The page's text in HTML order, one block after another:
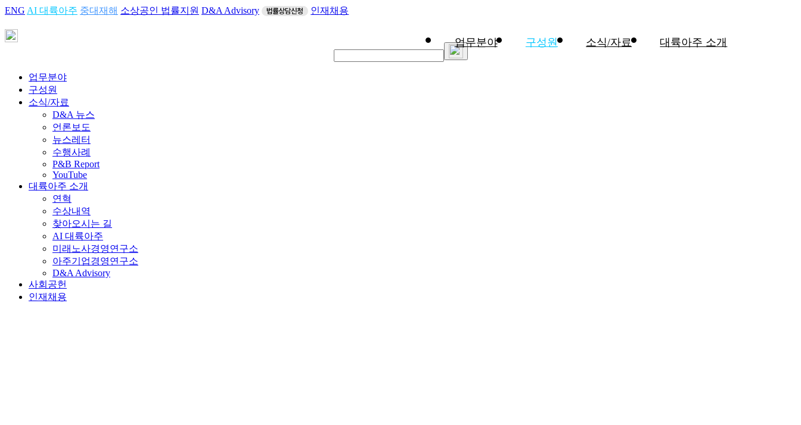
ENG AI 대륙아주 중대재해 소상공인 법률지원 D&A Advisory 인재채용
업무분야 구성원 소식/자료 대륙아주 소개
업무분야
구성원
소식/자료
D&A 뉴스
언론보도
뉴스레터
수행사례
P&B Report
YouTube
대륙아주 소개
연혁
수상내역
찾아오시는 길
AI 대륙아주
미래노사경영연구소
아주기업경영연구소
D&A Advisory
사회공헌
인재채용